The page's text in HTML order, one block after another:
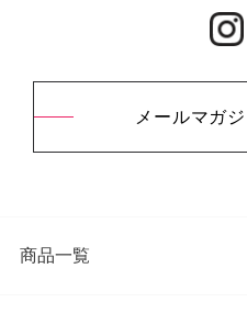
メールマガ
商品一覧